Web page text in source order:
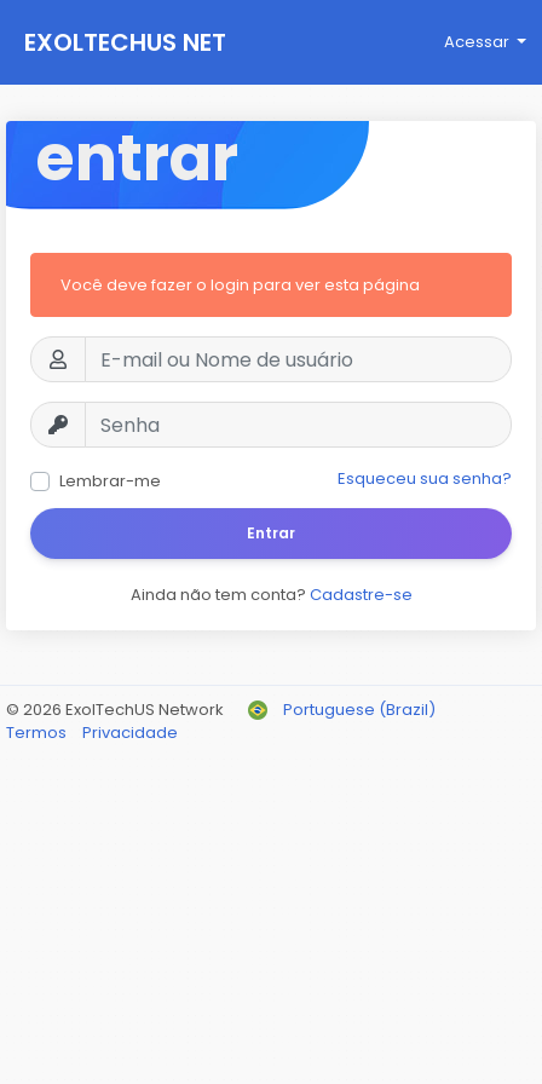
EXOLTECHUS NET
WORK
Acessar
entrar
Você deve fazer o login para ver esta página
Lembrar-me Esqueceu sua senha?
Entrar
Ainda não tem conta? Cadastre-se
© 2026 ExolTechUS Network
Portuguese (Brazil)
Termos
Privacidade